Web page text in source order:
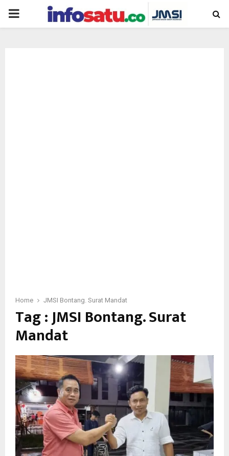
PRIMARY
Home JMSI Bontang. Surat Mandat
Tag : JMSI Bontang. Surat
Mandat